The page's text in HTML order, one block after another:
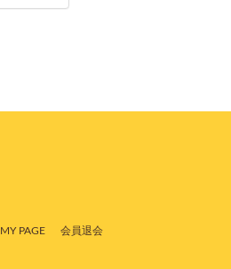
MY PAGE 会員退会